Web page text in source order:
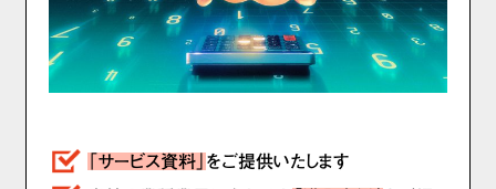
「サービス資料」 をご提供いたします